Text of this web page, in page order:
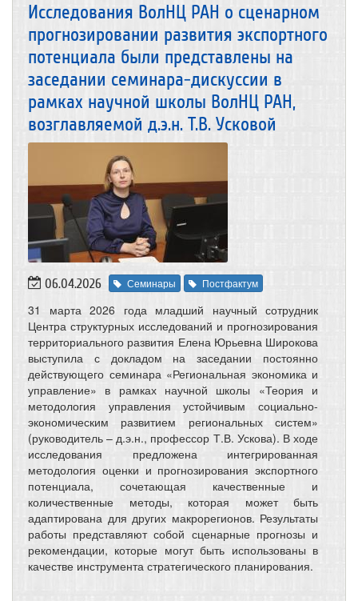
Исследования ВолНЦ РАН о сценарном
прогнозировании развития экспортного
потенциала были представлены на
заседании семинара-дискуссии в
рамках научной школы ВолНЦ РАН,
возглавляемой д.э.н. Т.В. Усковой
06.04.2026 Семинары Постфактум
31 марта 2026 года младший научный сотрудник
Центра структурных исследований и прогнозирования
территориального развития Елена Юрьевна Широкова
выступила с докладом на заседании постоянно
действующего семинара «Региональная экономика и
управление» в рамках научной школы «Теория и
методология управления устойчивым социально-
экономическим развитием региональных систем»
(руководитель – д.э.н., профессор Т.В. Ускова). В ходе
исследования предложена интегрированная
методология оценки и прогнозирования экспортного
потенциала, сочетающая качественные и
количественные методы, которая может быть
адаптирована для других макрорегионов. Результаты
работы представляют собой сценарные прогнозы и
рекомендации, которые могут быть использованы в
качестве инструмента стратегического планирования.